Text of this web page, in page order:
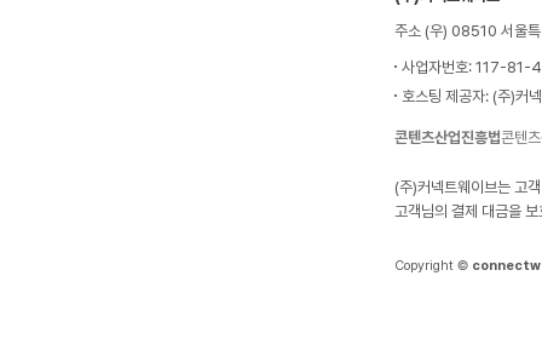
주소 (우) 08510 서울
사업자번호: 117-81-
호스팅 제공자: (주)커
콘텐츠산업진흥법콘텐
(주)커넥트웨이브는 고
고객님의 결제 대금을
Copyright ©